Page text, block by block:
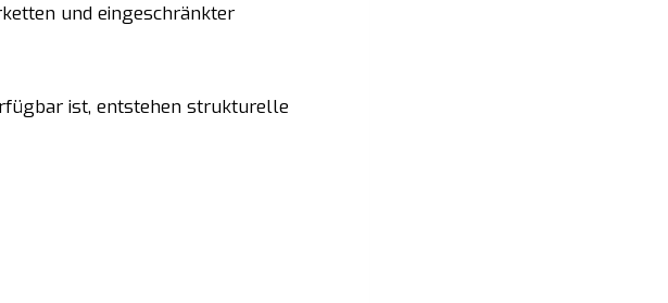
und eingeschränkter
ist, entstehen strukturelle